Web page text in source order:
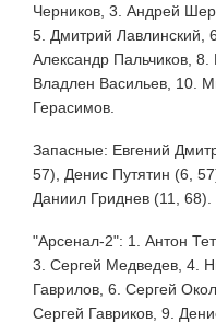
Черников, 3. Андрей
5. Дмитрий Лавлинский,
Александр Пальчиков, 8.
Владлен Васильев, 10.
Герасимов.
Запасные: Евгений
57), Денис Путятин (6,
Даниил Гриднев (11, 68).
"Арсенал-2": 1. Антон
3. Сергей Медведев, 4.
Гаврилов, 6. Сергей
Сергей Гавриков, 9.